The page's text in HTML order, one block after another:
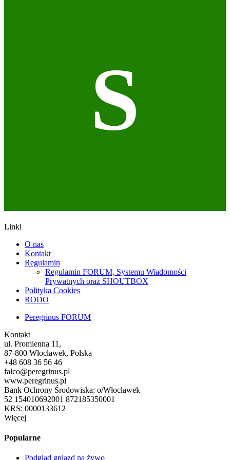
S
Linki
O nas
Kontakt
Regulamin
Regulamin FORUM, Systemu Wiadomości
Prywatnych oraz SHOUTBOX
Polityka Cookies
RODO
Peregrinus FORUM
Kontakt
ul. Promienna 11,
87-800 Włocławek, Polska
+48 608 36 56 46
falco@peregrinus.pl
www.peregrinus.pl
Bank Ochrony Środowiska: o/Włocławek
52 154010692001 872185350001
KRS: 0000133612
Więcej
Popularne
Podgląd gniazd na żywo